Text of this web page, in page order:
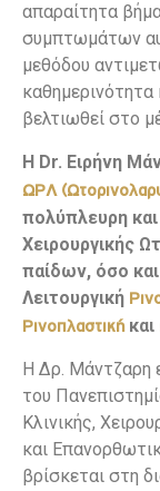
απαραίτητα
συμπτωμάτων
μεθόδου
βελτιωθεί στο
Η Dr. Ειρήνη
ΩΡΛ
πολύπλευρη
Χειρουργικής
παίδων, όσο
Λειτουργική
Ρινοπλαστικήκαι
Η Δρ. Μάντζαρη
του
Κλινικής,
και
βρίσκεται στη